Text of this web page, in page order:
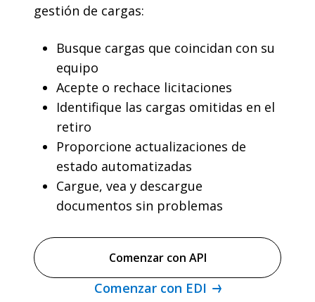
gestión de cargas:
Busque cargas que coincidan con su
equipo
Acepte o rechace licitaciones
Identifique las cargas omitidas en el
retiro
Proporcione actualizaciones de
estado automatizadas
Cargue, vea y descargue
documentos sin problemas
Comenzar con API
Comenzar con EDI